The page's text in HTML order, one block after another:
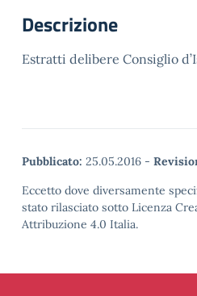
Descrizione
Estratti delibere Consiglio
Pubblicato: 25.05.2016 -
Eccetto dove diversamente
stato rilasciato sotto Licenza
Attribuzione 4.0 Italia.